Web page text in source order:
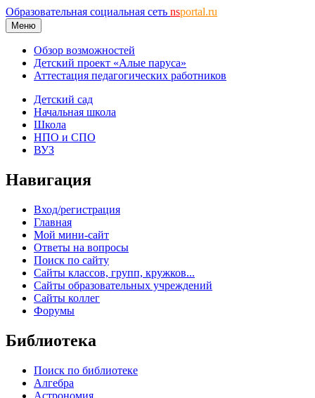
Образовательная социальная сеть nsportal.ru
Меню
Обзор возможностей
Детский проект «Алые паруса»
Аттестация педагогических работников
Детский сад
Начальная школа
Школа
НПО и СПО
ВУЗ
Навигация
Вход/регистрация
Главная
Мой мини-сайт
Ответы на вопросы
Поиск по сайту
Сайты классов, групп, кружков...
Сайты образовательных учреждений
Сайты коллег
Форумы
Библиотека
Поиск по библиотеке
Алгебра
Астрономия